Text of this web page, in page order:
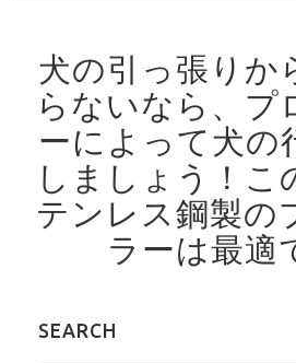
犬の引っ張りか
らないなら、プ
ーによって犬の
しましょう！ こ
テンレス鋼製の
ラーは最適
SEARCH